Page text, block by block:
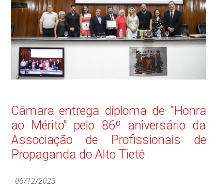
Câmara entrega diploma de “Honra
ao Mérito” pelo 86º aniversário da
Associação de Profissionais de
Propaganda do Alto Tietê
- 06/12/2023